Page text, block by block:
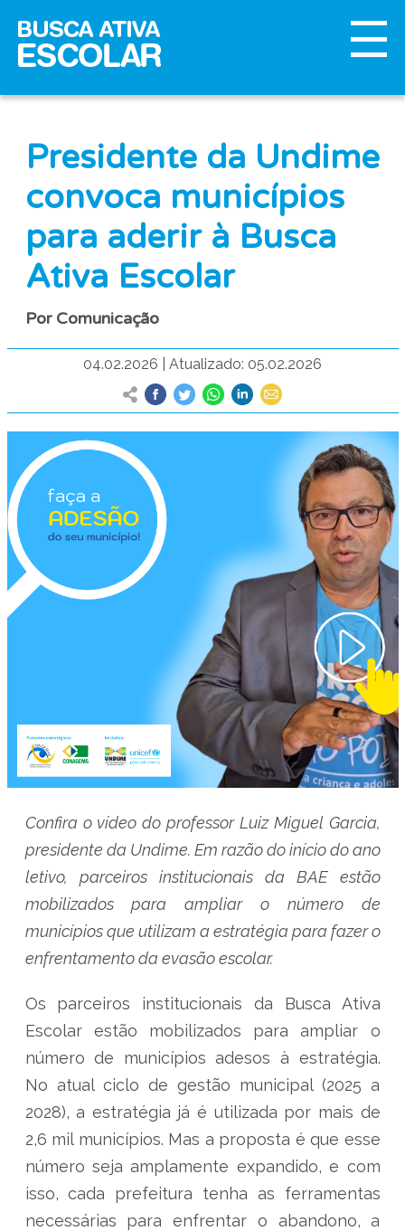
Presidente da Undime
convoca municípios
para aderir à Busca
Ativa Escolar
Por Comunicação
04.02.2026 Atualizado: 05.02.2026
Confira o vídeo do professor Luiz Miguel Garcia,
presidente da Undime. Em razão do início do ano
letivo, parceiros institucionais da BAE estão
mobilizados para ampliar o número de
municípios que utilizam a estratégia para fazer o
enfrentamento da evasão escolar.
Os parceiros institucionais da Busca Ativa
Escolar estão mobilizados para ampliar o
número de municípios adesos à estratégia.
No atual ciclo de gestão municipal (2025 a
2028), a estratégia já é utilizada por mais de
2,6 mil municípios. Mas a proposta é que esse
número seja amplamente expandido, e com
isso, cada prefeitura tenha as ferramentas
necessárias para enfrentar o abandono, a